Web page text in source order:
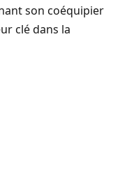
son coéquipier
clé dans la